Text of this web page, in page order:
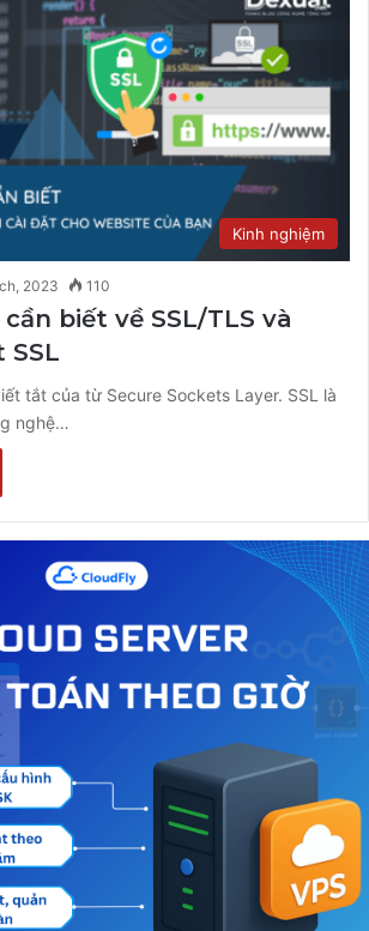
Kinh nghiệm
2023 110
biết về SSL/TLS và
SSL
tắt của từ Secure Sockets Layer. SSL là
nghệ…